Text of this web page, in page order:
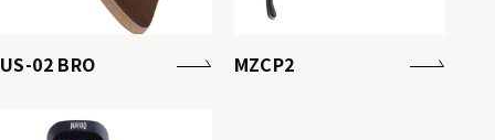
US-02 BRO MZCP2